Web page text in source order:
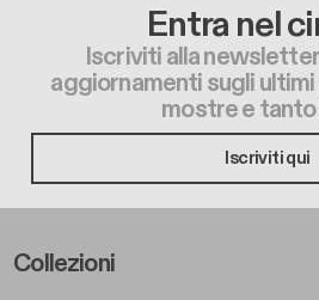
Entra nel
Iscriviti alla
aggiornamenti sugli
mostre e
Iscriviti qui
Footer Left Middle A
Collezioni